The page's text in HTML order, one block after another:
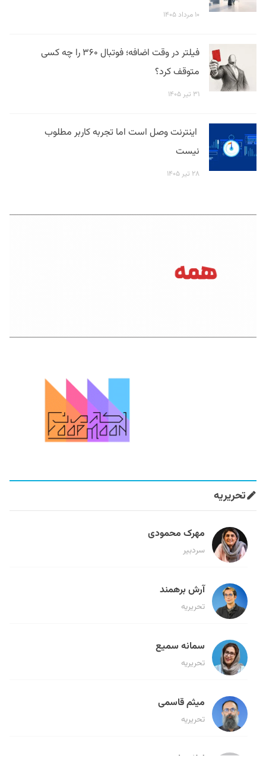
۱۰ مرداد ۱۴۰۵
فیلتر در وقت اضافه؛ فوتبال ۳۶۰ را چه کسی
متوقف کرد؟
۳۱ تیر ۱۴۰۵
اینترنت وصل است اما تجربه کاربر مطلوب
نیست
۲۸ تیر ۱۴۰۵
تحریریه
مهرک محمودی
سردبیر
آرش برهمند
تحریریه
سمانه سمیع
تحریریه
میثم قاسمی
تحریریه